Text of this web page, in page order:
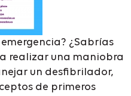
¿Sabrías
realizar una maniobra
un desfibrilador,
de primeros